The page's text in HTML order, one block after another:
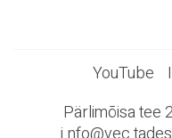
YouTube
Pärlimõisa tee